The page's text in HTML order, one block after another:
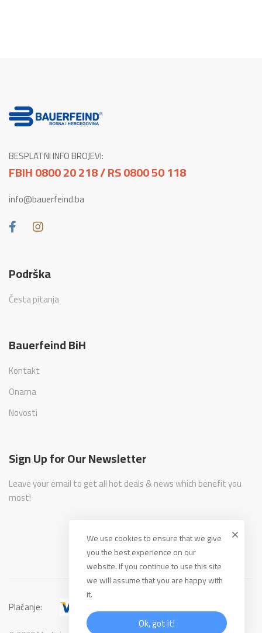
BESPLATNI INFO BROJEVI:
FBIH 0800 20 218 / RS 0800 50 118
info@bauerfeind.ba
Podrška
Česta pitanja
Bauerfeind BiH
Kontakt
Onama
Novosti
Sign Up for Our Newsletter
Leave your email to get all hot deals & news which benefit you
most!
Plaćanje:
We use cookies to ensure that we give
you the best experience on our
website. If you continue to use this site
we will assume that you are happy with
it.
Ok, got it!